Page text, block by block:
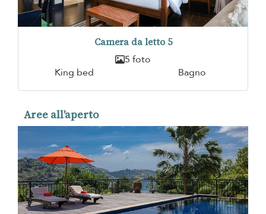
Camera da letto 5
5 foto
King bed
Bagno
Aree all'aperto